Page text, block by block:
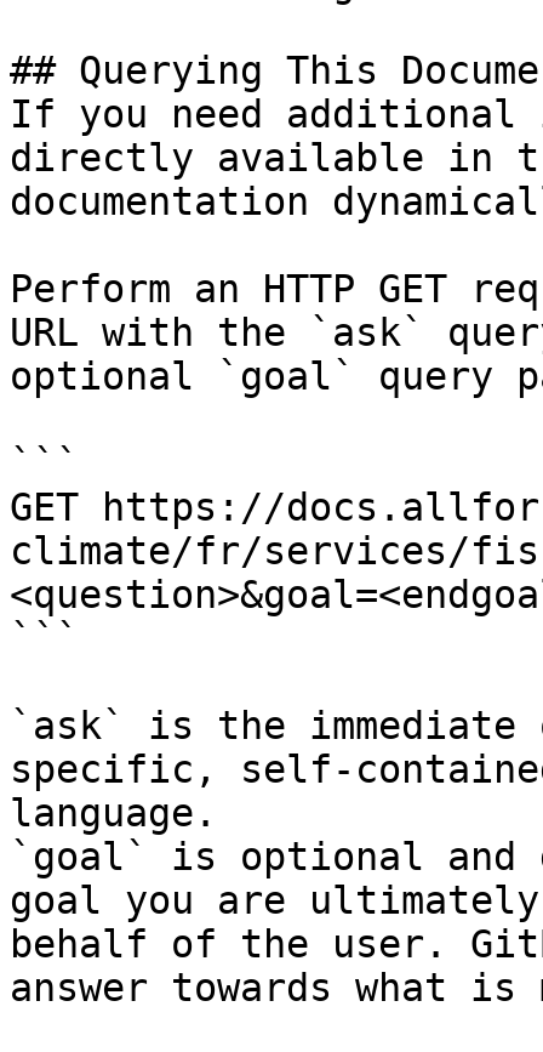
## Querying This
If you need
directly available in
documentation
Perform an HTTP GET
URL with the `ask`
optional `goal` query
```
GET https://
climate/fr/services/
```
`ask` is the
specific, self-
language.
`goal` is optional and
goal you are
behalf of the user.
answer towards what